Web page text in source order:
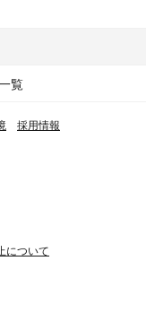
覧
採用情報
について